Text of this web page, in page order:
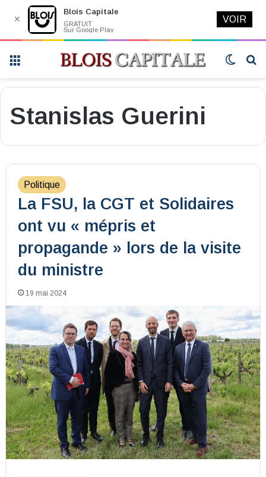
Switch
Stanislas Guerini
Politique
La FSU, la CGT et Solidaires
ont vu « mépris et
propagande » lors de la visite
du ministre
19 mai 2024
✕
Blois Capitale
GRATUIT
Sur Google Play
VOIR